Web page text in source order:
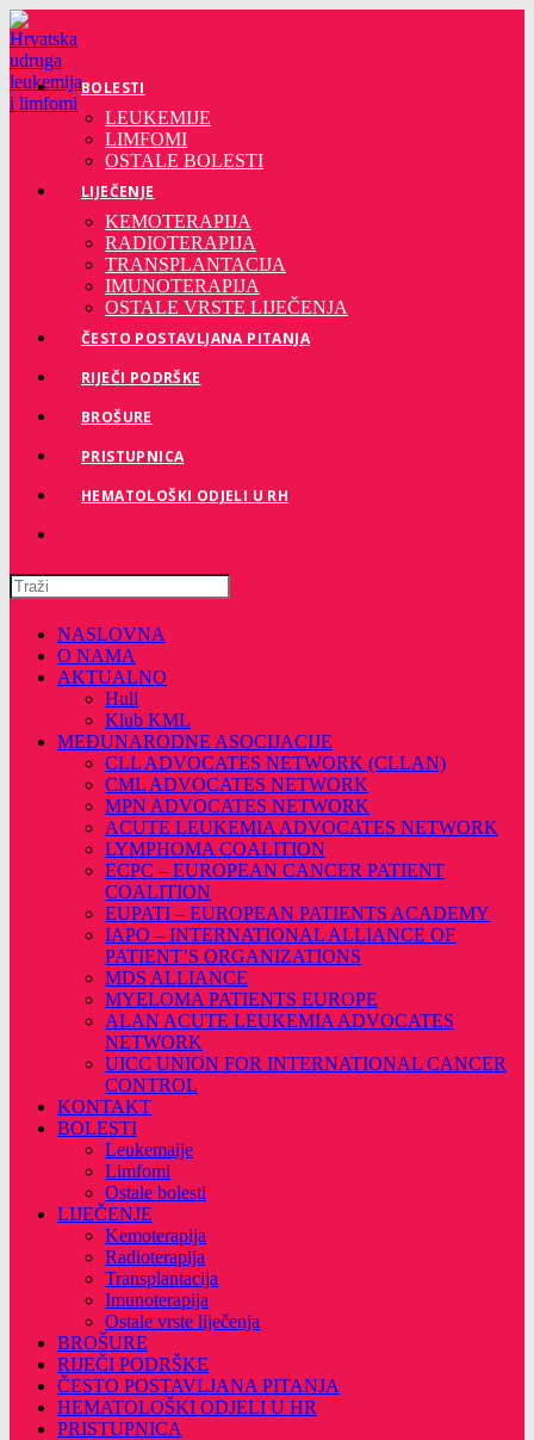
Preskoči
na
sadržaj
BOLESTI
LEUKEMIJE
LIMFOMI
OSTALE BOLESTI
LIJEČENJE
KEMOTERAPIJA
RADIOTERAPIJA
TRANSPLANTACIJA
IMUNOTERAPIJA
OSTALE VRSTE LIJEČENJA
ČESTO POSTAVLJANA PITANJA
RIJEČI PODRŠKE
BROŠURE
PRISTUPNICA
HEMATOLOŠKI ODJELI U RH
Pretražite
ovu
stranicu
NASLOVNA
O NAMA
AKTUALNO
Hull
Klub KML
MEĐUNARODNE ASOCIJACIJE
CLL ADVOCATES NETWORK (CLLAN)
CML ADVOCATES NETWORK
MPN ADVOCATES NETWORK
ACUTE LEUKEMIA ADVOCATES NETWORK
LYMPHOMA COALITION
ECPC – EUROPEAN CANCER PATIENT
COALITION
EUPATI – EUROPEAN PATIENTS ACADEMY
IAPO – INTERNATIONAL ALLIANCE OF
PATIENT’S ORGANIZATIONS
MDS ALLIANCE
MYELOMA PATIENTS EUROPE
ALAN ACUTE LEUKEMIA ADVOCATES
NETWORK
UICC UNION FOR INTERNATIONAL CANCER
CONTROL
KONTAKT
BOLESTI
Leukemaije
Limfomi
Ostale bolesti
LIJEČENJE
Kemoterapija
Radioterapija
Transplantacija
Imunoterapija
Ostale vrste liječenja
BROŠURE
RIJEČI PODRŠKE
ČESTO POSTAVLJANA PITANJA
HEMATOLOŠKI ODJELI U HR
PRISTUPNICA